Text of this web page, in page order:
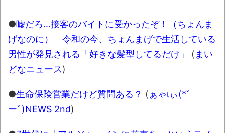
●嘘だろ…接客のバイトに受かったぞ！（ちょんま
げなのに） 令和の今、ちょんまげで生活している
男性が発見される「好きな髪型してるだけ」
( まい
どなニュース)
●生命保険営業だけど質問ある？ ( ぁゃιぃ(*ﾟ
ーﾟ)NEWS 2nd)